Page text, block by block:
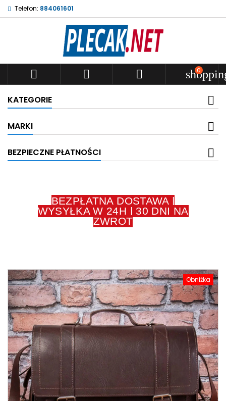
Telefon: 884061601
   0
KATEGORIE
MARKI
BEZPIECZNE PŁATNOŚCI
BEZPŁATNA DOSTAWA |
WYSYŁKA W 24H | 30 DNI NA
ZWROT
Obniżka